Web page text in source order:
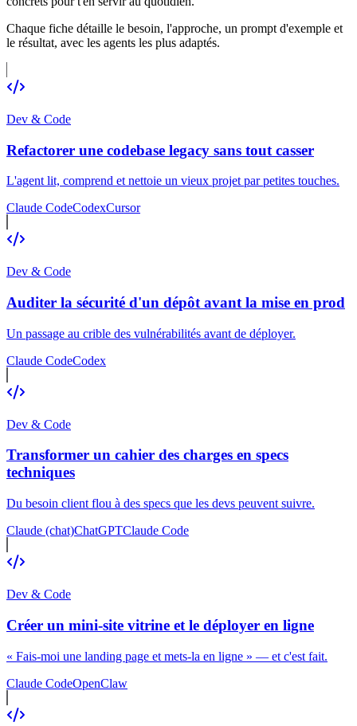
Chaque fiche détaille le besoin, l'approche, un prompt d'exemple et
le résultat, avec les agents les plus adaptés.
Dev & Code
Refactorer une codebase legacy sans tout casser
L'agent lit, comprend et nettoie un vieux projet par petites touches.
Claude CodeCodexCursor
Dev & Code
Auditer la sécurité d'un dépôt avant la mise en prod
Un passage au crible des vulnérabilités avant de déployer.
Claude CodeCodex
Dev & Code
Transformer un cahier des charges en specs
techniques
Du besoin client flou à des specs que les devs peuvent suivre.
Claude (chat)ChatGPTClaude Code
Dev & Code
Créer un mini-site vitrine et le déployer en ligne
« Fais-moi une landing page et mets-la en ligne » — et c'est fait.
Claude CodeOpenClaw